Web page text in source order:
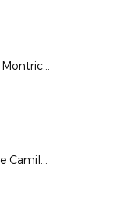
Tournoi Beach Soccer Montrichard - 2 septembre 2017
Stage Section Féminine Camille Claudel - 29 au 31 août 2017